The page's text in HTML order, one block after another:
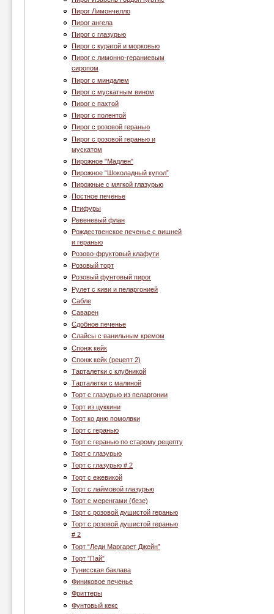
Пирог Лимончелло
Пирог ангела
Пирог с глазурью
Пирог с курагой и морковью
Пирог с лимонно-гераниевым
сиропом
Пирог с миндалем
Пирог с мускатным вином
Пирог с пахтой
Пирог с полентой
Пирог с розовой геранью
Пирог с розовой геранью и
мускатом
Пирожное "Мадлен"
Пирожное “Шоколадный купол”
Пирожные с мягкой глазурью
Постное печенье
Птифуры
Ревеневый флан
Рождественское печенье с вишней
и геранью
Розово-фруктовый клафути
Розовый торт
Розовый фунтовый пирог
Рулет с киви и пеларгонией
Сабле
Саварен
Сдобное печенье
Слайсы с ванильным кремом
Спонж кейк
Спонж кейк (рецепт 2)
Тарталетки с клубникой
Тарталетки с малиной
Торт c глазурью из пеларгонии
Торт из цуккини
Торт ко дню помолвки
Торт с геранью
Торт с геранью по старому рецепту
Торт с глазурью
Торт с глазурью # 2
Торт с ежевикой
Торт с лаймовой глазурью
Торт с меренгами (безе)
Торт с розовой душистой геранью
Торт с розовой душистой геранью
# 2
Торт “Леди Маргарет Джейн”
Торт ”Пай”
Тунисская баклава
Финиковое печенье
Фриттеры
Фунтовый кекс